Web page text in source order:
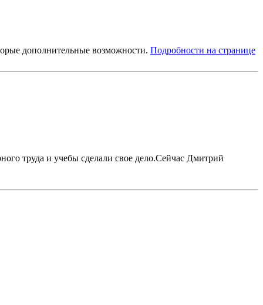
дополнительные возможности. Подробности на странице
труда и учебы сделали свое дело.Сейчас Дмитрий